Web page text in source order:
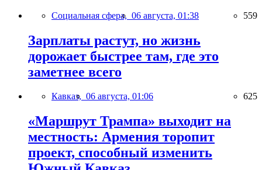
Социальная сфера, 06 августа, 01:38 559
Зарплаты растут, но жизнь
дорожает быстрее там, где это
заметнее всего
Кавказ, 06 августа, 01:06 625
«Маршрут Трампа» выходит на
местность: Армения торопит
проект, способный изменить